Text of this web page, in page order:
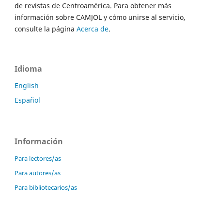
de revistas de Centroamérica. Para obtener más
información sobre CAMJOL y cómo unirse al servicio,
consulte la página Acerca de.
Idioma
English
Español
Información
Para lectores/as
Para autores/as
Para bibliotecarios/as